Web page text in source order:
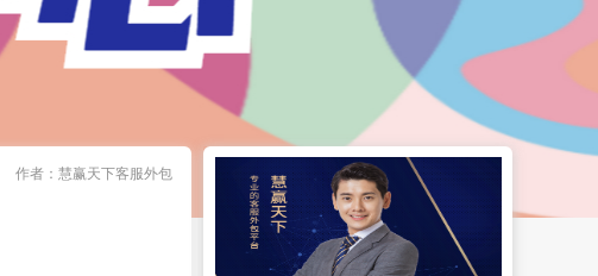
作者：慧赢天下客服外包